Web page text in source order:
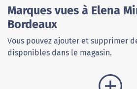
Marques vues à Elena
Bordeaux
Vous pouvez ajouter et supprimer
disponibles dans le magasin.